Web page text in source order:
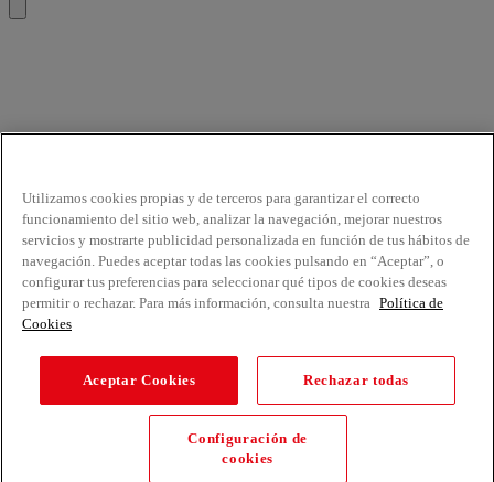
Utilizamos cookies propias y de terceros para garantizar el correcto
funcionamiento del sitio web, analizar la navegación, mejorar nuestros
servicios y mostrarte publicidad personalizada en función de tus hábitos de
navegación. Puedes aceptar todas las cookies pulsando en “Aceptar”, o
configurar tus preferencias para seleccionar qué tipos de cookies deseas
permitir o rechazar. Para más información, consulta nuestra Política de
Cookies
Aceptar Cookies Rechazar todas
Configuración de
cookies